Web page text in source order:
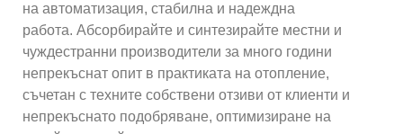
на автоматизация, стабилна и надеждна
работа. Абсорбирайте и синтезирайте местни и
чуждестранни производители за много години
непрекъснат опит в практиката на отопление,
съчетан с техните собствени отзиви от клиенти и
непрекъснато подобряване, оптимизиране на